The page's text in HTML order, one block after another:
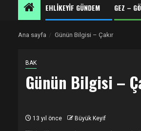
EHLİKEYİF GÜNDEM GEZ –
Ana sayfa Günün Bilgisi – Çakır
BAK
Günün Bilgisi –
13 yıl önce Büyük Keyif